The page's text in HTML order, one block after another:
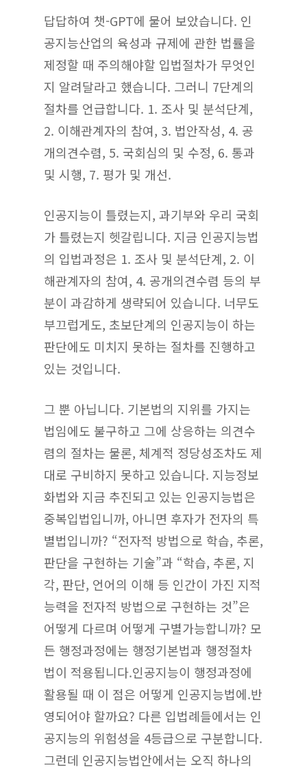
답답하여 챗-GPT에 물어 보았습니다. 인
공지능산업의 육성과 규제에 관한 법률을
제정할 때 주의해야할 입법절차가 무엇인
지 알려달라고 했습니다. 그러니 7단계의
절차를 언급합니다. 1. 조사 및 분석단계,
2. 이해관계자의 참여, 3. 법안작성, 4. 공
개의견수렴, 5. 국회심의 및 수정, 6. 통과
및 시행, 7. 평가 및 개선.
인공지능이 틀렸는지, 과기부와 우리 국회
가 틀렸는지 헷갈립니다. 지금 인공지능법
의 입법과정은 1. 조사 및 분석단계, 2. 이
해관계자의 참여, 4. 공개의견수렴 등의 부
분이 과감하게 생략되어 있습니다. 너무도
부끄럽게도, 초보단계의 인공지능이 하는
판단에도 미치지 못하는 절차를 진행하고
있는 것입니다.
그 뿐 아닙니다. 기본법의 지위를 가지는
법임에도 불구하고 그에 상응하는 의견수
렴의 절차는 물론, 체계적 정당성조차도 제
대로 구비하지 못하고 있습니다. 지능정보
화법와 지금 추진되고 있는 인공지능법은
중복입법입니까, 아니면 후자가 전자의 특
별법입니까? “전자적 방법으로 학습, 추론,
판단을 구현하는 기술”과 “학습, 추론, 지
각, 판단, 언어의 이해 등 인간이 가진 지적
능력을 전자적 방법으로 구현하는 것”은
어떻게 다르며 어떻게 구별가능합니까? 모
든 행정과정에는 행정기본법과 행정절차
법이 적용됩니다.인공지능이 행정과정에
활용될 때 이 점은 어떻게 인공지능법에.반
영되어야 할까요? 다른 입법례들에서는 인
공지능의 위험성을 4등급으로 구분합니다.
그런데 인공지능법안에서는 오직 하나의